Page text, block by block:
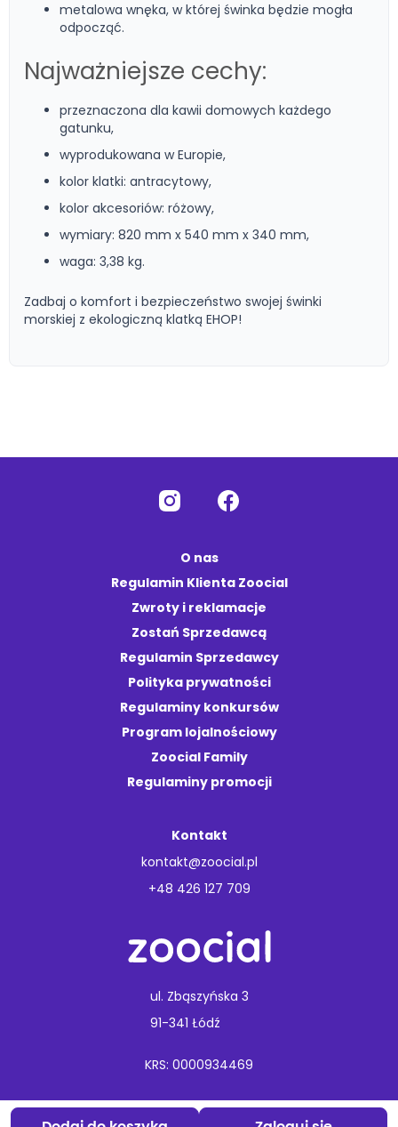
metalowa wnęka, w której świnka będzie mogła
odpocząć.
Najważniejsze cechy:
przeznaczona dla kawii domowych każdego
gatunku,
wyprodukowana w Europie,
kolor klatki: antracytowy,
kolor akcesoriów: różowy,
wymiary: 820 mm x 540 mm x 340 mm,
waga: 3,38 kg.
Zadbaj o komfort i bezpieczeństwo swojej świnki
morskiej z ekologiczną klatką EHOP!
O nas
Regulamin Klienta Zoocial
Zwroty i reklamacje
Zostań Sprzedawcą
Regulamin Sprzedawcy
Polityka prywatności
Regulaminy konkursów
Program lojalnościowy
Zoocial Family
Regulaminy promocji
Kontakt
kontakt@zoocial.pl
+48 426 127 709
ul. Zbąszyńska 3
91-341 Łódź
KRS: 0000934469
Copyright © 2026 Animal Care.